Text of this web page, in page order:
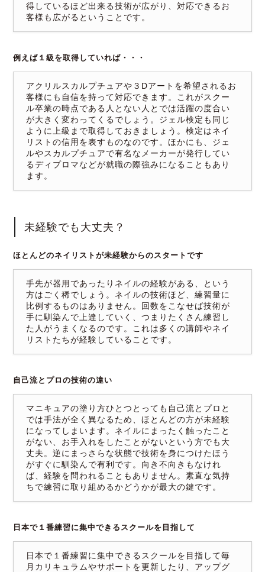
得しているほど出来る技術が広がり、対応できるお
客様も広がるということです。
例えば１級を取得していれば・・・
アクリルスカルプチュアや３Dアートを希望されるお
客様にも自信を持って対応できます。これがスクー
ル卒業の時点である人とない人とでは活躍の度合い
が大きく変わってくるでしょう。ジェル検定も同じ
ように上級まで取得しておきましょう。検定はネイ
リストの信用を表すものなのです。ほかにも、ジェ
ルやスカルプチュアで有名なメーカーが発行してい
るディプロマなどが就職の際強みになることもあり
ます。
未経験でも大丈夫？
ほとんどのネイリストが未経験からのスタートです
手先が器用であったりネイルの経験がある、という
方はごく稀でしょう。ネイルの技術ほど、練習量に
比例するものはありません。回数をこなせば技術が
手に馴染んで上達していく、つまりたくさん練習し
た人がうまくなるのです。これは多くの講師やネイ
リストたちが経験していることです。
自己流とプロの技術の違い
マニキュアの塗り方ひとつとっても自己流とプロと
では手法が全く異なるため、ほとんどの方が未経験
になってしまいます。ネイルにまったく触ったこと
がない、お手入れをしたことがないという方でも大
丈夫。逆にまっさらな状態で技術を身につけたほう
がすぐに馴染んで有利です。向き不向きもなけれ
ば、経験を問われることもありません。素直な気持
ちで練習に取り組めるかどうかが最大の鍵です。
日本で１番練習に集中できるスクールを目指して
日本で１番練習に集中できるスクールを目指して毎
月カリキュラムやサポートを更新したり、アップグ